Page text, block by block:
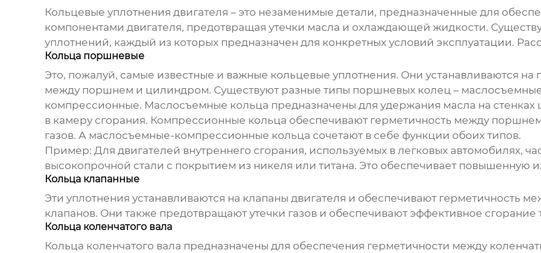
Кольцевые уплотнения двигателя – это незаменимые детали, предназначенные для
компонентами двигателя, предотвращая утечки масла и охлаждающей жидкости.
уплотнений, каждый из которых предназначен для конкретных условий эксплуатации.
Кольца поршневые
Это, пожалуй, самые известные и важные кольцевые уплотнения. Они устанавливаются
между поршнем и цилиндром. Существуют разные типы поршневых колец –
компрессионные. Маслосъемные кольца предназначены для удержания масла на
в камеру сгорания. Компрессионные кольца обеспечивают герметичность между
газов. А маслосъемные-компрессионные кольца сочетают в себе функции обоих типов.
Пример: Для двигателей внутреннего сгорания, используемых в легковых автомобилях,
высокопрочной стали с покрытием из никеля или титана. Это обеспечивает повышенную
Кольца клапанные
Эти уплотнения устанавливаются на клапаны двигателя и обеспечивают герметичность
клапанов. Они также предотвращают утечки газов и обеспечивают эффективное сгорание
Кольца коленчатого вала
Кольца коленчатого вала предназначены для обеспечения герметичности между